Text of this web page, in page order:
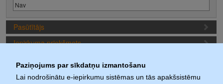
Paziņojums par sīkdatņu izmantošanu
Lai nodrošinātu e-iepirkumu sistēmas un tās apakšsistēmu
Nav
Pasūtītājs
Iepirkuma priekšmets
Iepirkuma termiņi (1. iepirkuma posms)